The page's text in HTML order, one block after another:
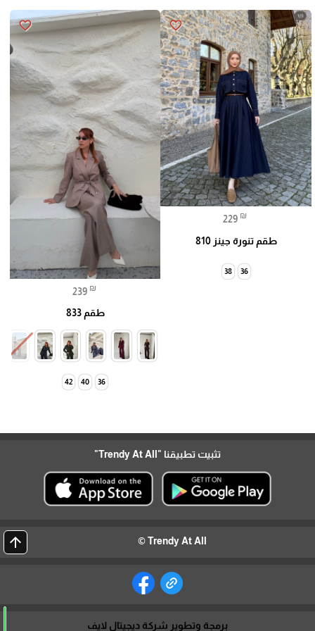
favorite_border
229 ₪
طقم تنورة جينز 810
36
38
favorite_border
239 ₪
طقم 833
36
40
42
تثبيت تطبيقنا "Trendy At All"
Trendy At All ©
arrow_upward
برمجة وتطوير شركة ديجيتال لايف